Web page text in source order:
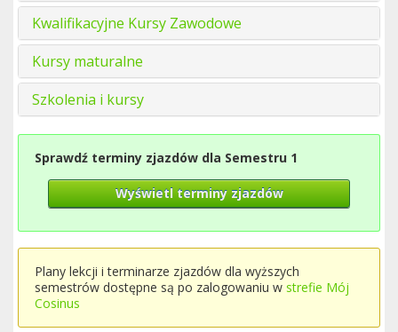
Kwalifikacyjne Kursy Zawodowe
Kursy maturalne
Szkolenia i kursy
Sprawdź terminy zjazdów dla Semestru 1
Wyświetl terminy zjazdów
Plany lekcji i terminarze zjazdów dla wyższych
semestrów dostępne są po zalogowaniu w strefie Mój
Cosinus